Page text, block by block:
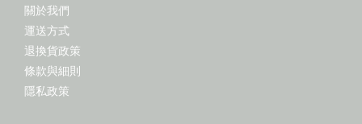
關於我們
運送方式
退換貨政策
條款與細則
隱私政策